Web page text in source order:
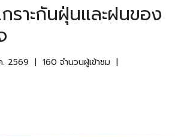
ราะกันฝุ่นและฝนของ
2569 | 160 จำนวนผู้เข้าชม |